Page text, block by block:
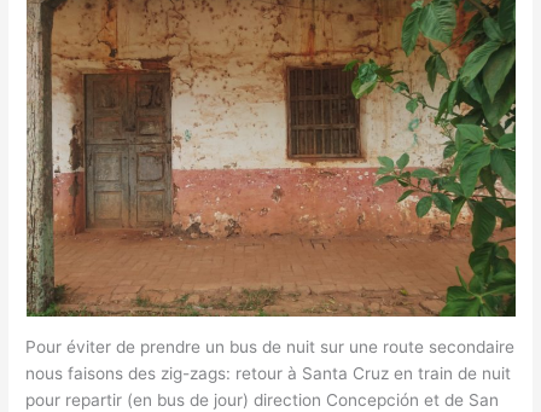
Pour éviter de prendre un bus de nuit sur une route secondaire
nous faisons des zig-zags: retour à Santa Cruz en train de nuit
pour repartir (en bus de jour) direction Concepción et de San